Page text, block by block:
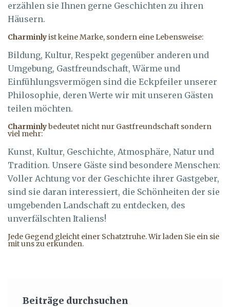
erzählen sie Ihnen gerne Geschichten zu ihren
Häusern.
Charminlyist keine Marke, sondern eine Lebensweise:
Bildung, Kultur, Respekt gegenüber anderen und
Umgebung, Gastfreundschaft, Wärme und
Einfühlungsvermögen sind die Eckpfeiler unserer
Philosophie, deren Werte wir mit unseren Gästen
teilen möchten.
Charminlybedeutet nicht nur Gastfreundschaft sondern
viel mehr:
Kunst, Kultur, Geschichte, Atmosphäre, Natur und
Tradition. Unsere Gäste sind besondere Menschen:
Voller Achtung vor der Geschichte ihrer Gastgeber,
sind sie daran interessiert, die Schönheiten der sie
umgebenden Landschaft zu entdecken, des
unverfälschten Italiens!
Jede Gegend gleicht einer Schatztruhe. Wir laden Sie ein sie
mit uns zu erkunden.
Beiträge durchsuchen